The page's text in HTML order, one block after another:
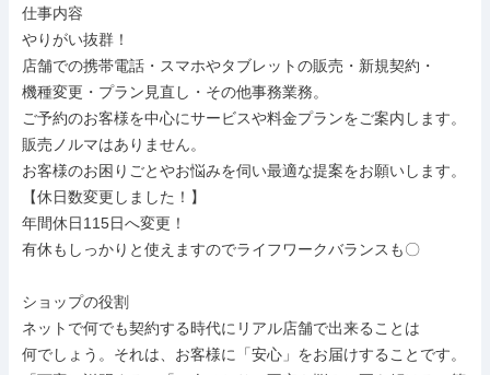
仕事内容
やりがい抜群！
店舗での携帯電話・スマホやタブレットの販売・新規契約・
機種変更・プラン見直し・その他事務業務。
ご予約のお客様を中心にサービスや料金プランをご案内します。
販売ノルマはありません。
お客様のお困りごとやお悩みを伺い最適な提案をお願いします。
【休日数変更しました！】
年間休日115日へ変更！
有休もしっかりと使えますのでライフワークバランスも〇
ショップの役割
ネットで何でも契約する時代にリアル店舗で出来ることは
何でしょう。それは、お客様に「安心」をお届けすることです。